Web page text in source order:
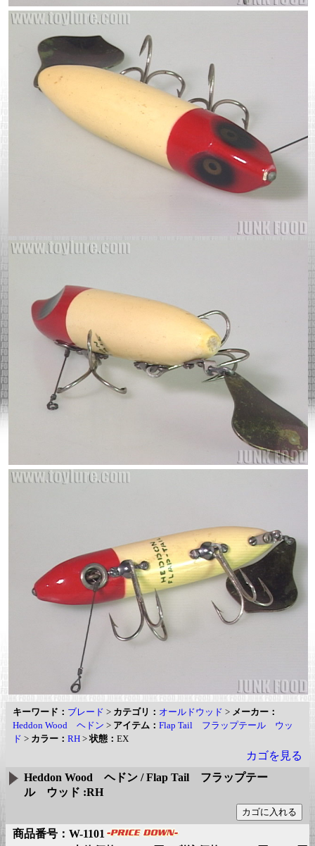
キーワード： ブレード > カテゴリ： オールドウッド > メーカー：
Heddon Wood ヘドン > アイテム： Flap Tail フラップテール ウッ
ド > カラー： RH >状態： EX
カゴを見る
Heddon Wood ヘドン / Flap Tail フラップテー
ル ウッド :RH
商品番号：W-1101